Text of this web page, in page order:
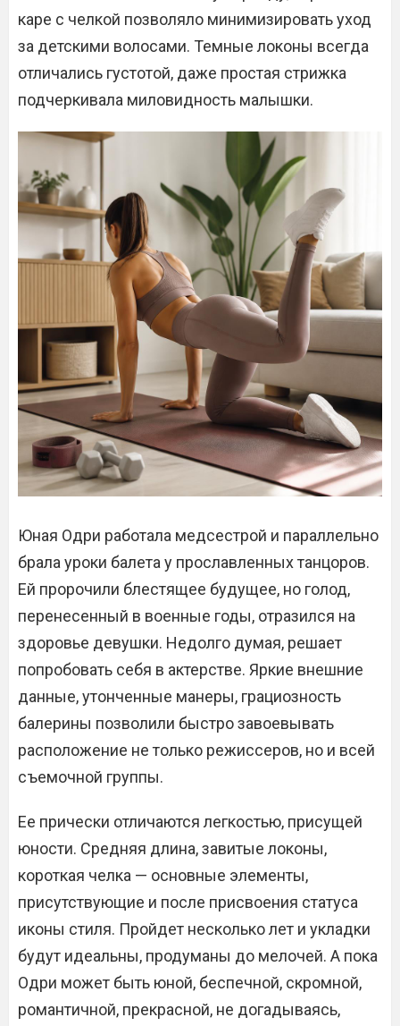
каре с челкой позволяло минимизировать уход
за детскими волосами. Темные локоны всегда
отличались густотой, даже простая стрижка
подчеркивала миловидность малышки.
Юная Одри работала медсестрой и параллельно
брала уроки балета у прославленных танцоров.
Ей пророчили блестящее будущее, но голод,
перенесенный в военные годы, отразился на
здоровье девушки. Недолго думая, решает
попробовать себя в актерстве. Яркие внешние
данные, утонченные манеры, грациозность
балерины позволили быстро завоевывать
расположение не только режиссеров, но и всей
съемочной группы.
Ее прически отличаются легкостью, присущей
юности. Средняя длина, завитые локоны,
короткая челка — основные элементы,
присутствующие и после присвоения статуса
иконы стиля. Пройдет несколько лет и укладки
будут идеальны, продуманы до мелочей. А пока
Одри может быть юной, беспечной, скромной,
романтичной, прекрасной, не догадываясь,